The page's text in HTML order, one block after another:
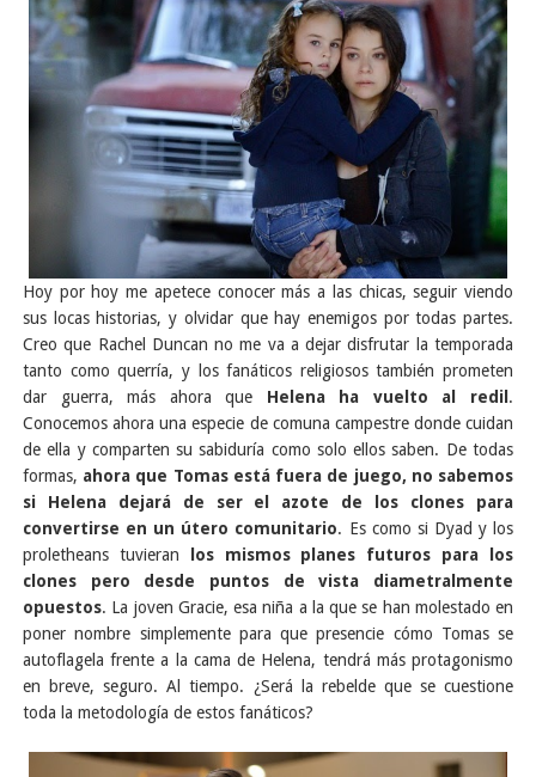
Hoy por hoy me apetece conocer más a las chicas, seguir viendo
sus locas historias, y olvidar que hay enemigos por todas partes.
Creo que Rachel Duncan no me va a dejar disfrutar la temporada
tanto como querría, y los fanáticos religiosos también prometen
dar guerra, más ahora que Helena ha vuelto al redil .
Conocemos ahora una especie de comuna campestre donde cuidan
de ella y comparten su sabiduría como solo ellos saben. De todas
formas, ahora que Tomas está fuera de juego, no sabemos
si Helena dejará de ser el azote de los clones para
convertirse en un útero comunitario. Es como si Dyad y los
proletheans tuvieran
los mismos planes futuros para los
clones pero desde puntos de vista diametralmente
opuestos. La joven Gracie, esa niña a la que se han molestado en
poner nombre simplemente para que presencie cómo Tomas se
autoflagela frente a la cama de Helena, tendrá más protagonismo
en breve, seguro. Al tiempo. ¿Será la rebelde que se cuestione
toda la metodología de estos fanáticos?